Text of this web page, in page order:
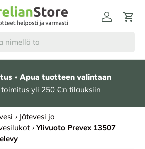
Kirjaudu
• Apua tuotteen valintaan
yli 250 €:n tilauksiin
› Jätevesi ja
› Ylivuoto Prevex 13507